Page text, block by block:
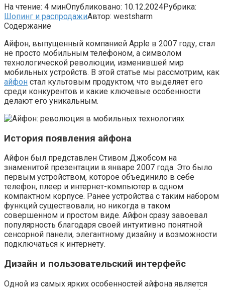
На чтение: 4 минОпубликовано: 10.12.2024Рубрика:
Шопинг и распродажиАвтор: westsharm
Содержание
Айфон, выпущенный компанией Apple в 2007 году, стал
не просто мобильным телефоном, а символом
технологической революции, изменившей мир
мобильных устройств. В этой статье мы рассмотрим, как
айфон стал культовым продуктом, что выделяет его
среди конкурентов и какие ключевые особенности
делают его уникальным.
История появления айфона
Айфон был представлен Стивом Джобсом на
знаменитой презентации в январе 2007 года. Это было
первым устройством, которое объединило в себе
телефон, плеер и интернет-компьютер в одном
компактном корпусе. Ранее устройства с таким набором
функций существовали, но никогда в таком
совершенном и простом виде. Айфон сразу завоевал
популярность благодаря своей интуитивно понятной
сенсорной панели, элегантному дизайну и возможности
подключаться к интернету.
Дизайн и пользовательский интерфейс
Одной из самых ярких особенностей айфона является